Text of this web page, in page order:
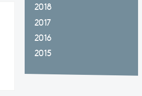
2018
2017
2016
2015